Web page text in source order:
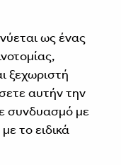
ως ένας
ξεχωριστή
αυτήν την
συνδυασμό με
το ειδικά